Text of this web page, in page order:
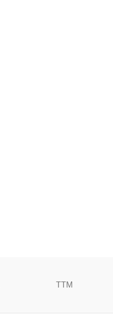
ТТМ